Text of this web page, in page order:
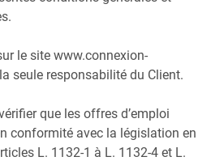
le site www.connexion-
seule responsabilité du Client.
que les offres d’emploi
conformité avec la législation en
L. 1132-1 à L. 1132-4 et L.